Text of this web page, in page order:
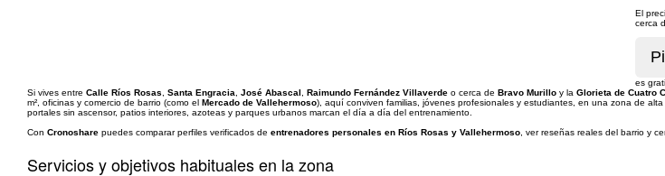
El
cerca
es
Si vives entre Calle Ríos Rosas Santa Engracia José Abascal Raimundo Fernández Villaverde o cerca de Bravo Murillo y la Glorieta de Cuatro
m², oficinas y comercio de barrio (como el Mercado de Vallehermoso), aquí conviven familias, jóvenes profesionales y estudiantes, en una zona de
portales sin ascensor, patios interiores, azoteas y parques urbanos marcan el día a día del entrenamiento.
Con Cronoshare puedes comparar perfiles verificados de entrenadores personales en Ríos Rosas y Vallehermoso , ver reseñas reales del barrio y
Servicios y objetivos habituales en la zona